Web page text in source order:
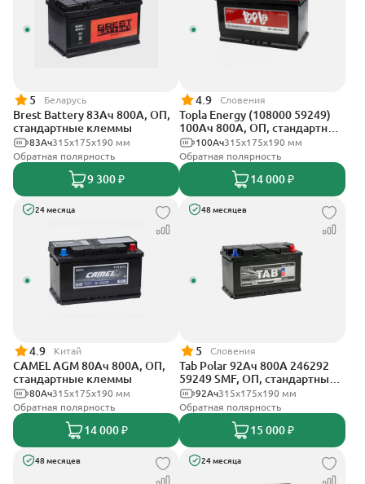
5 Беларусь
Brest Battery 83Ач 800А, ОП,
стандартные клеммы
315x175x190 мм
83Ач
Обратная полярность
9 300 ₽
4.9 Словения
Topla Energy (108000 59249)
100Ач 800А, ОП, стандартные
клеммы315x175x190 мм
100Ач
Обратная полярность
14 000 ₽
24 месяца
4.9 Китай
CAMEL AGM 80Ач 800А, ОП,
стандартные клеммы
315x175x190 мм
80Ач
Обратная полярность
14 000 ₽
48 месяцев
5 Словения
Tab Polar 92Ач 800А 246292
59249 SMF, ОП, стандартные
клеммы315x175x190 мм
92Ач
Обратная полярность
15 000 ₽
48 месяцев 24 месяца